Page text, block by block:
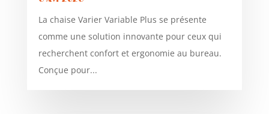
La chaise Varier Variable Plus se présente
comme une solution innovante pour ceux qui
recherchent confort et ergonomie au bureau.
Conçue pour...